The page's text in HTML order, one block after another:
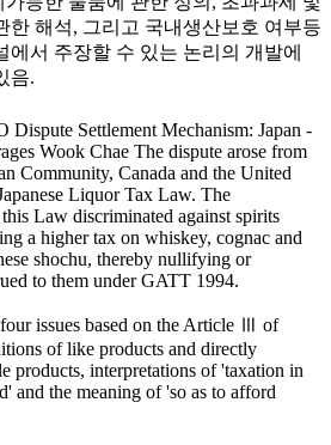
한 해석, 그리고 국내생산보호 여부등
에서 주장할 수 있는 논리의 개발에
음.
Dispute Settlement Mechanism: Japan -
Wook Chae The dispute arose from
Community, Canada and the United
Liquor Tax Law. The
Law discriminated against spirits
a higher tax on whiskey, cognac and
shochu, thereby nullifying or
to them under GATT 1994.
issues based on the Article Ⅲ of
of like products and directly
products, interpretations of 'taxation in
and the meaning of 'so as to afford